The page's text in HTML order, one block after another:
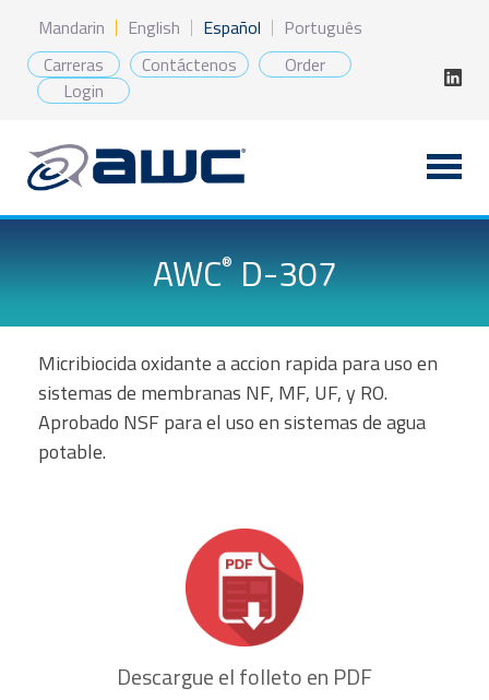
contenido
Mandarin English Español
Português
Carreras
Contáctenos
Order
Login
AWC®D-307
Micribiocida oxidante a accion rapida para uso en
sistemas de membranas NF, MF, UF, y RO.
Aprobado NSF para el uso en sistemas de agua
potable.
Descargue el folleto en PDF